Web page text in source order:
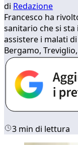
di Redazione
Francesco ha
sanitario che si
assistere i malati
Bergamo,
3 min di lettura